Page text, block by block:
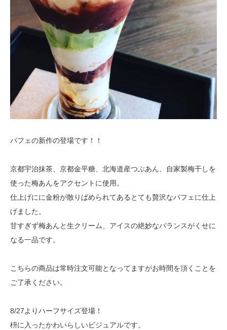
パフェの新作の登場です！！
京都宇治抹茶、京都金平糖、北海道産つぶあん、自家製梅干しを
使った梅あんをアクセントに使用。
仕上げにに金粉が散りばめられてあるとても贅沢なパフェに仕上
げました。
甘すぎず梅あんと生クリーム、アイスの絶妙なバランスがくせに
なる一品です。
こちらの商品は常時注文可能となってますがお時間を頂くことを
ご了承ください。
8/27よりハーフサイズ登場！
枡に入ったかわいらしいビジュアルです。